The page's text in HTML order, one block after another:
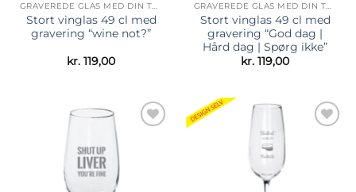
GRAVEREDE GLAS MED DIN TEKST
Stort vinglas 49 cl med
gravering “wine not?”
kr. 119,00
GRAVEREDE GLAS MED DIN TEKST
Stort vinglas 49 cl med
gravering “God dag |
Hård dag | Spørg ikke”
kr. 119,00
ønskeliste